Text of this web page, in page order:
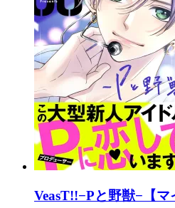
VeasT!!−Pと野獣−【マ